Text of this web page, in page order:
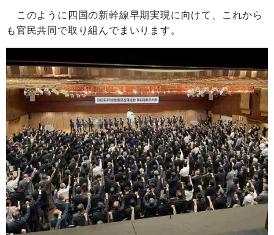
このように四国の新幹線早期実現に向けて、これから
も官民共同で取り組んでまいります。